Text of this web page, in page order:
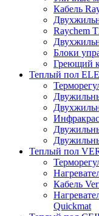
Кабель
Raychem
Блоки
Греющий
Теплый пол
Теплый пол
Кабель
Quickmat